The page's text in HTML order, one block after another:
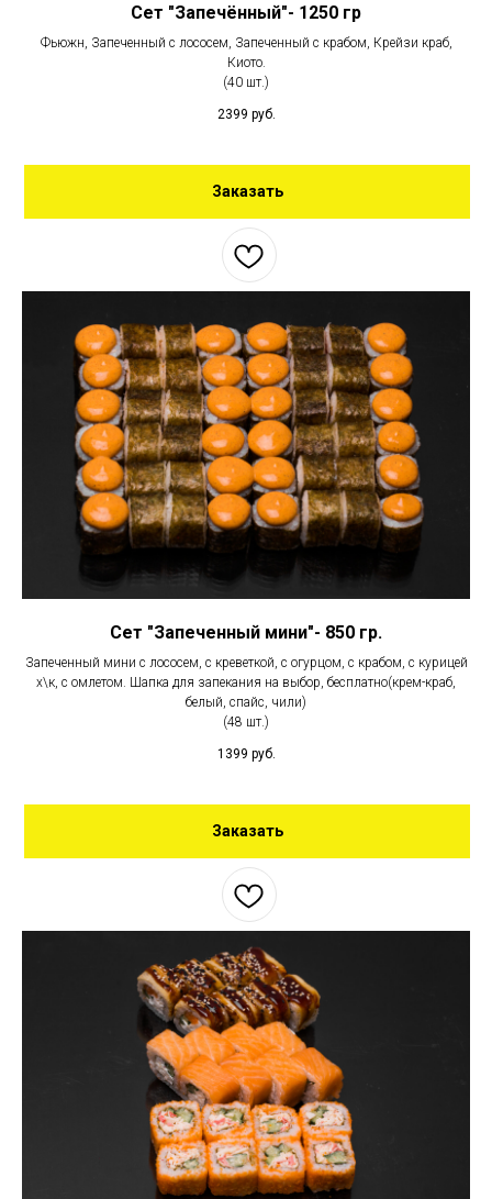
Сет "Запечённый"- 1250 гр
Фьюжн, Запеченный с лососем, Запеченный с крабом, Крейзи краб,
Киото.
(40 шт.)
2399 руб.
Заказать
Сет "Запеченный мини"- 850 гр.
Запеченный мини с лососем, с креветкой, с огурцом, с крабом, с курицей
х\к, с омлетом. Шапка для запекания на выбор, бесплатно(крем-краб,
белый, спайс, чили)
(48 шт.)
1399 руб.
Заказать